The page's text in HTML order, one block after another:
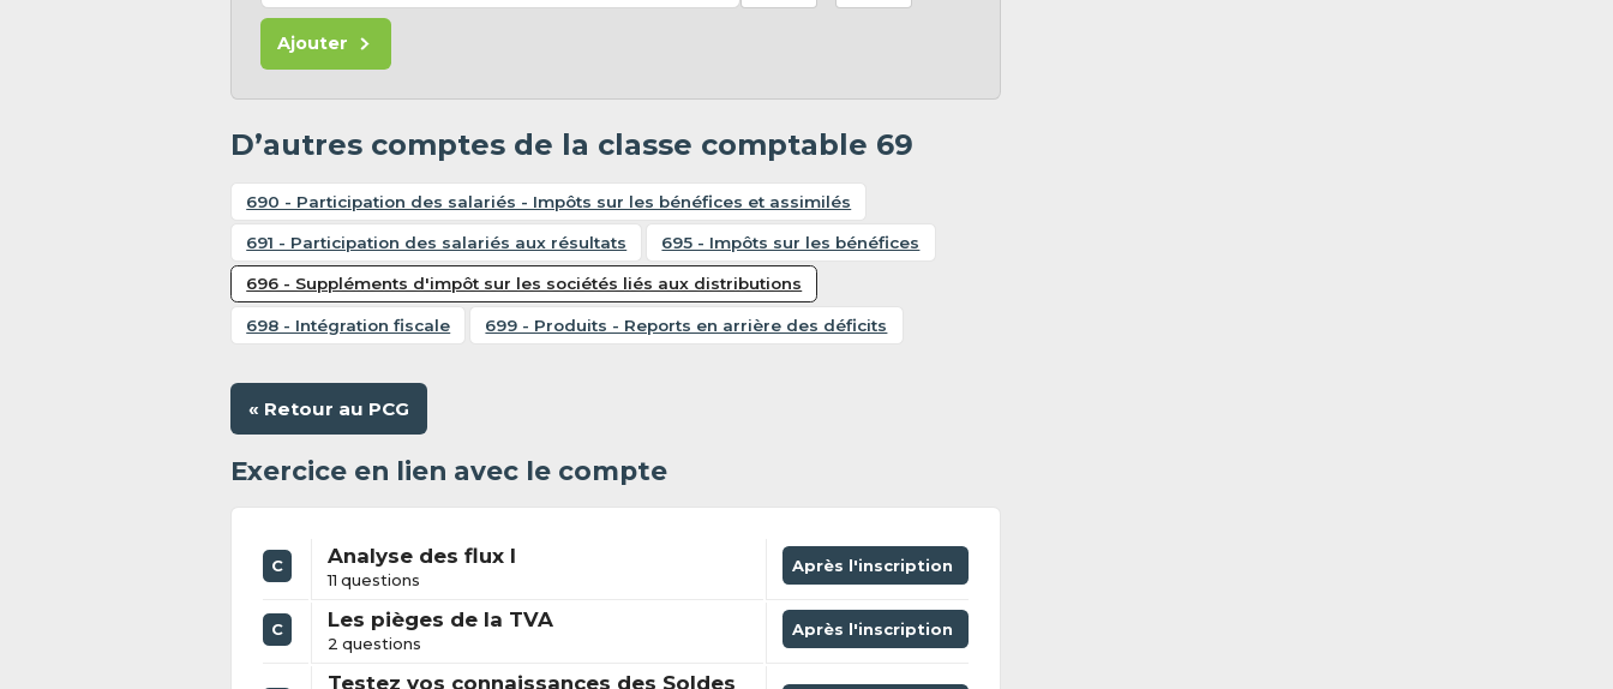
Ajouter
D’autres comptes de la classe comptable 69
690 - Participation des salariés - Impôts sur les bénéfices et assimilés
691 - Participation des salariés aux résultats 695 - Impôts sur les bénéfices
696 - Suppléments d'impôt sur les sociétés liés aux distributions
698 - Intégration fiscale 699 - Produits - Reports en arrière des déficits
« Retour au PCG
Exercice en lien avec le compte
C Analyse des flux I
11 questions
Après l'inscription
C Les pièges de la TVA
2 questions
Après l'inscription
Testez vos connaissances des Soldes